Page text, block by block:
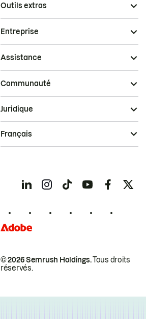
Outils extras
Entreprise
Assistance
Communauté
© 2026 Semrush Holdings.Tous droits
réservés.
Juridique
Français